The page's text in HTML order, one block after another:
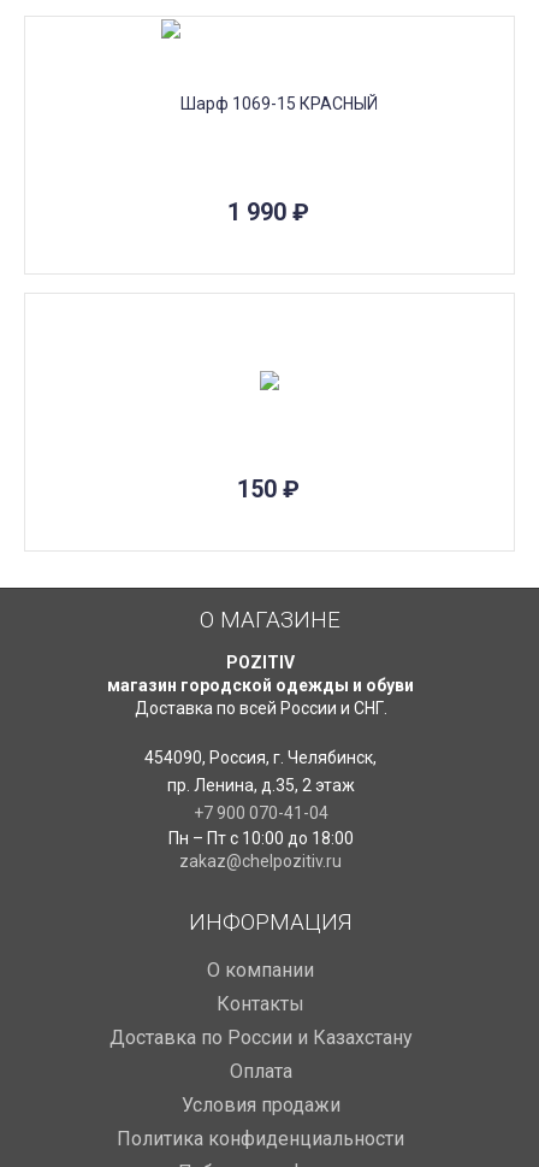
1 990 ₽
150 ₽
О МАГАЗИНЕ
POZITIV
магазин городской одежды и обуви
Доставка по всей России и СНГ.
454090, Россия, г. Челябинск,
пр. Ленина, д.35, 2 этаж
+7 900 070-41-04
Пн – Пт с 10:00 до 18:00
zakaz@chelpozitiv.ru
ИНФОРМАЦИЯ
O компании
Контакты
Доставка по России и Казахстану
Оплата
Условия продажи
Политика конфиденциальности